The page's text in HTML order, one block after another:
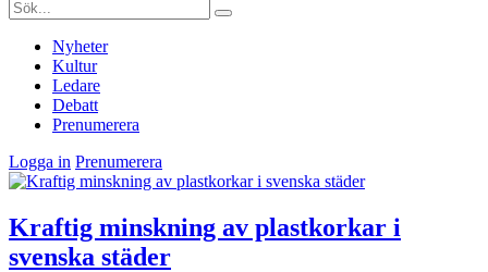
Nyheter
Kultur
Ledare
Debatt
Prenumerera
Logga in Prenumerera
Kraftig minskning av plastkorkar i
svenska städer